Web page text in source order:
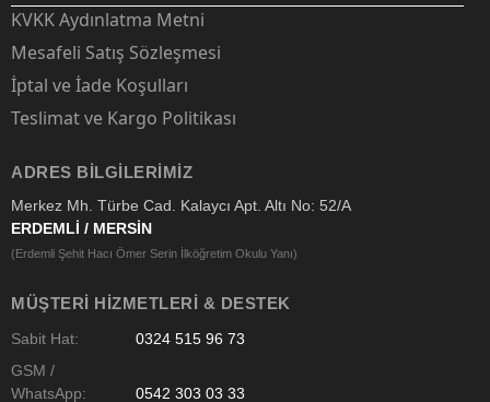
KVKK Aydınlatma Metni
Mesafeli Satış Sözleşmesi
İptal ve İade Koşulları
Teslimat ve Kargo Politikası
ADRES BILGILERIMIZ
Merkez Mh. Türbe Cad. Kalaycı Apt. Altı No: 52/A
ERDEMLİ / MERSİN
(Erdemli Şehit Hacı Ömer Serin İlköğretim Okulu Yanı)
MÜŞTERI HIZMETLERI & DESTEK
Sabit Hat:
0324 515 96 73
GSM /
WhatsApp:
0542 303 03 33